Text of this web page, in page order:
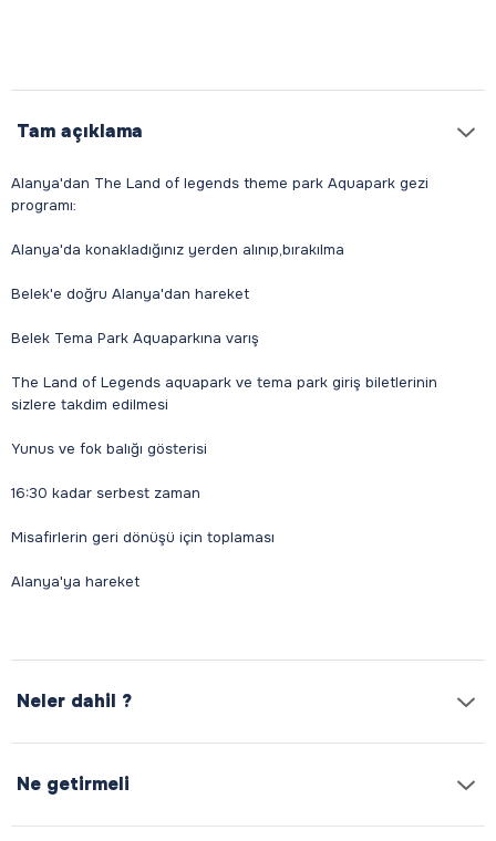
Tam açıklama
Alanya'dan The Land of legends theme park Aquapark gezi
programı:
Alanya'da konakladığınız yerden alınıp,bırakılma
Belek'e doğru Alanya'dan hareket
Belek Tema Park Aquaparkına varış
The Land of Legends aquapark ve tema park giriş biletlerinin
sizlere takdim edilmesi
Yunus ve fok balığı gösterisi
16:30 kadar serbest zaman
Misafirlerin geri dönüşü için toplaması
Alanya'ya hareket
Neler dahil ?
Ne getirmeli